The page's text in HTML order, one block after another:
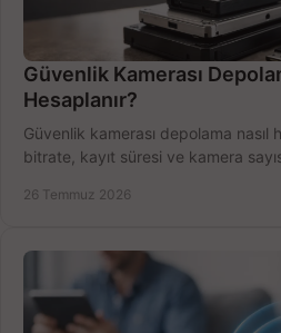
Güvenlik Kamerası
Hesaplanır?
Güvenlik kamerası depolama nasıl
bitrate, kayıt süresi ve kamera
26 Temmuz 2026